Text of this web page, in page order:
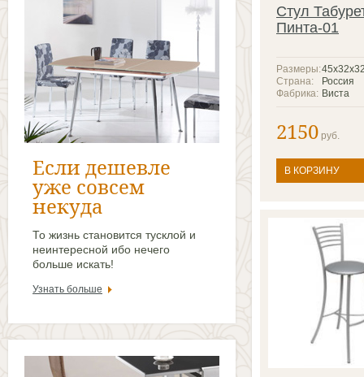
Если дешевле
уже совсем
некуда
То жизнь становится тусклой и
неинтересной ибо нечего
больше искать!
Узнать больше
Стул
Пинта-01
Размеры:
Россия
Страна:
Виста
Фабрика:
2150 руб.
В КОРЗИНУ